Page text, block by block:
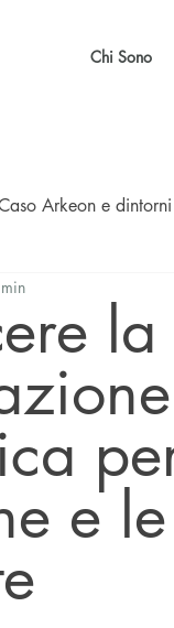
Chi Sono
Arkeon e dintorni
la
e